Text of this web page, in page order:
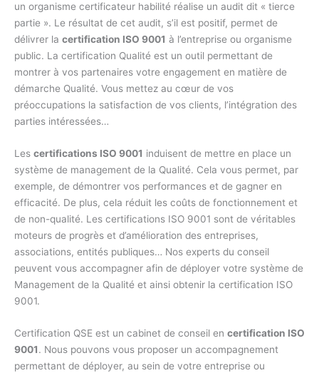
un organisme certificateur habilité réalise un audit dit « tierce
partie ». Le résultat de cet audit, s’il est positif, permet de
délivrer la certification ISO 9001 à l’entreprise ou organisme
public. La certification Qualité est un outil permettant de
montrer à vos partenaires votre engagement en matière de
démarche Qualité. Vous mettez au cœur de vos
préoccupations la satisfaction de vos clients, l’intégration des
parties intéressées…
Les certifications ISO 9001 induisent de mettre en place un
système de management de la Qualité. Cela vous permet, par
exemple, de démontrer vos performances et de gagner en
efficacité. De plus, cela réduit les coûts de fonctionnement et
de non-qualité. Les certifications ISO 9001 sont de véritables
moteurs de progrès et d’amélioration des entreprises,
associations, entités publiques… Nos experts du conseil
peuvent vous accompagner afin de déployer votre système de
Management de la Qualité et ainsi obtenir la certification ISO
9001.
Certification QSE est un cabinet de conseil en certification ISO
9001. Nous pouvons vous proposer un accompagnement
permettant de déployer, au sein de votre entreprise ou